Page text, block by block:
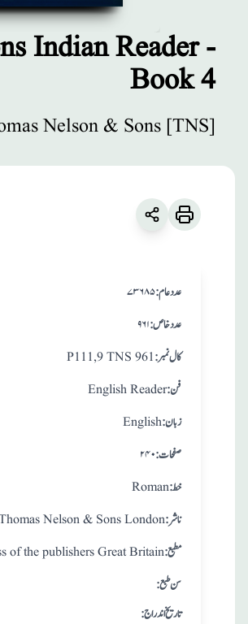
- Book 4
Indian Reader -
Book 4
Nelson & Sons [TNS]
۷۳۶۸۵:عدد عام
۹۶۱ :عدد خاص
P111,9 TNS 961 :کال نمبر
English Reader :فن
English:زبان
۲۴۰ :صفحات
Roman:خط
Nelson & Sons London :ناشر
of the publishers Great Britain:مطبع
: سن طبع
: تاريخ اندراج